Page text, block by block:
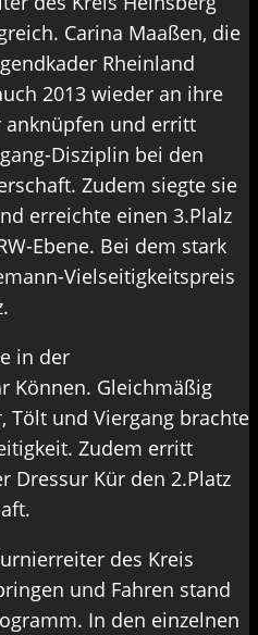
Carina Maaßen, die
Rheinland
2013 wieder an ihre
anknüpfen und erritt
Disziplin bei den
Zudem siegte sie
erreichte einen 3.Plalz
Ebene. Bei dem stark
Vielseitigkeitspreis
in der
Können. Gleichmäßig
Tölt und Viergang brachte
Zudem erritt
Dressur Kür den 2.Platz
des Kreis
und Fahren stand
In den einzelnen